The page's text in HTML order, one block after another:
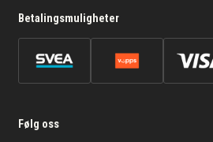
Betalingsmuligheter
Følg oss